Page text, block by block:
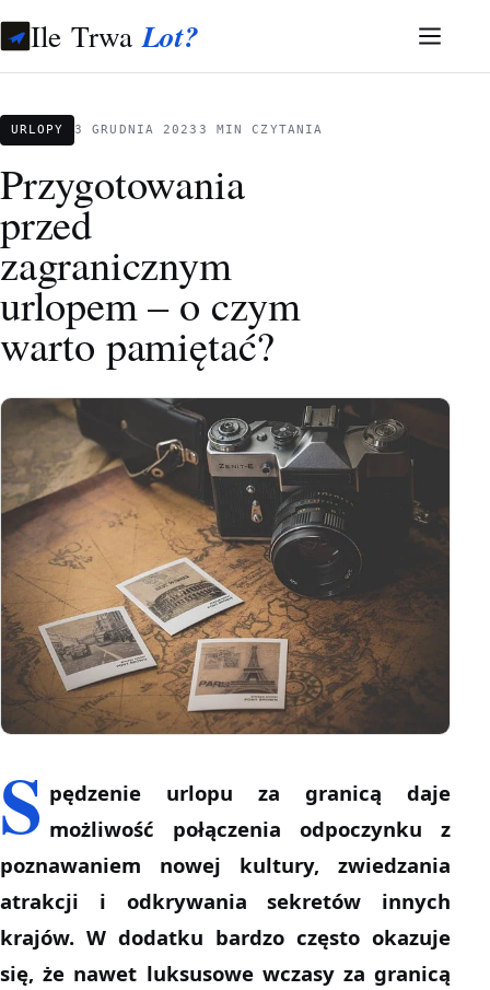
Ile TrwaLot?
URLOPY 3 GRUDNIA 2023 3 MIN CZYTANIA
Przygotowania
przed
zagranicznym
urlopem – o czym
warto pamiętać?
S pędzenie urlopu za granicą daje
możliwość połączenia odpoczynku z
poznawaniem nowej kultury, zwiedzania
atrakcji i odkrywania sekretów innych
krajów. W dodatku bardzo często okazuje
się, że nawet luksusowe wczasy za granicą